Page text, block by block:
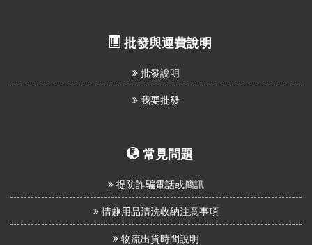
批發與運費說明
批發說明
我要批發
常見問題
提防詐騙電話或簡訊
情趣用品清洗收納注意事項
物流出貨時間說明